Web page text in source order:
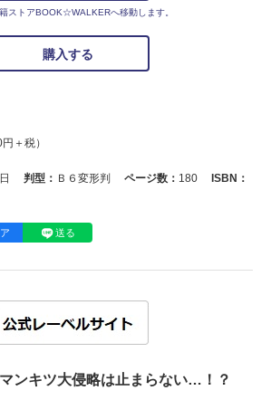
ストアBOOK☆WALKERへ移動します。
購入する
円＋税）
判型： Ｂ６変形判 ページ数： 180
ISBN：
送る
ンキツ大侵略は止まらない…！？